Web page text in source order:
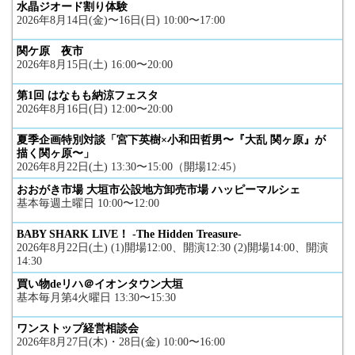
水晶ジオード割り体験
2026年8月14日(金)〜16日(日) 10:00〜17:00
関ケ原 夜市
2026年8月15日(土) 16:00〜20:00
第1回 はなもも納涼フェスタ
2026年8月16日(日) 12:00〜20:00
夏季企画特別対談「宮下英樹×小和田哲男〜『大乱 関ヶ原』が
描く関ヶ原〜」
2026年8月22日(土) 13:30〜15:00（開場12:45）
おおがき市場 大垣市公設地方卸売市場 ハッピーマルシェ
基本毎週土曜日 10:00〜12:00
BABY SHARK LIVE！ -The Hidden Treasure-
2026年8月22日(土) (1)開場12:00、開演12:30 (2)開場14:00、開演
14:30
買い物deリハ＠イオンタウン大垣
基本毎月第4火曜日 13:30〜15:30
ワンストップ経営相談会
2026年8月27日(木)・28日(金) 10:00〜16:00